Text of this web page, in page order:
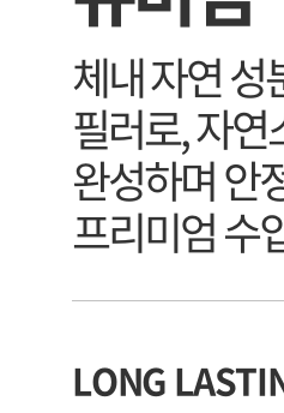
체내 자연 성
필러로, 자
완성하며 안
프리미엄 수
LONG